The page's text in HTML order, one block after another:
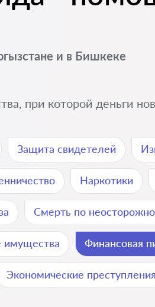
и в Бишкеке
при которой деньги
Защита свидетелей
Наркотики
Смерть по
имущества Финансовая
Экономические преступления